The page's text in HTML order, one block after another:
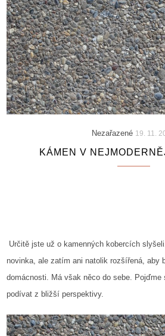
Nezařazené 19. 11.
KÁMEN V
Určitě jste už o kamenných kobercích
novinka, ale zatím ani natolik rozšířená, aby
domácnosti. Má však něco do sebe. Pojďme
podívat z bližší perspektivy.